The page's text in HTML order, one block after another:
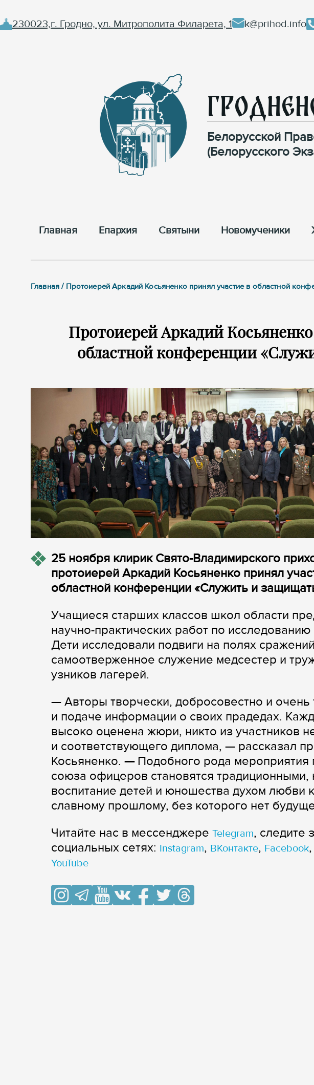
230023,г. Гродно, ул. Митрополита Филарета, 1 k@prihod.info
Белорусской
(Белорусского
Главная Епархия Cвятыни Новомученики
Главная / Протоиерей Аркадий Косьяненко принял участие в областной
Протоиерей Аркадий
областной конференции
25 ноября клирикСвято-Владимирского
протоиерей Аркадий Косьяненко принял
областной конференции «Служить и
Учащиеся старших классов школ области
научно-практических работ по
Дети исследовали подвиги на полях
самоотверженное служение медсестер и
узников лагерей.
— Авторы творчески, добросовестно и очень
и подаче информации о своих прадедах.
высоко оценена жюри, никто из участников
и соответствующего диплома, — рассказал
Косьяненко. — Подобного рода мероприятия
союза офицеров становятся традиционными,
воспитание детей и юношества духом любви
славному прошлому, без которого нет
Читайте нас в мессенджере Telegram, следите
cоциальных сетях: Instagram, ВКонтакте, Facebook,
YouTube